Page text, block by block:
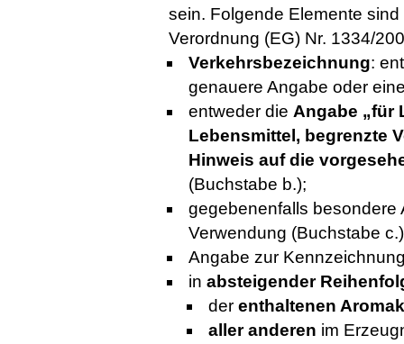
sein. Folgende Elemente
Verordnung (EG) Nr. 1334/
Verkehrsbezeichnung:
genauere Angabe oder
entweder die Angabe „für
Lebensmittel, begrenzte
Hinweis auf die
(Buchstabe b.);
gegebenenfalls besondere
Verwendung (Buchstabe
Angabe zur
in absteigender
der enthaltenen
aller anderen im